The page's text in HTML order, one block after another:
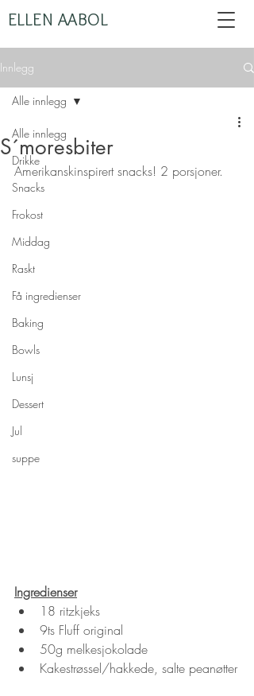
ELLEN AABOL
Innlegg
Alle innlegg
Drikke
Snacks
Frokost
Middag
Raskt
Få ingredienser
Baking
Bowls
Lunsj
Dessert
Jul
suppe
Alle innlegg
S´moresbiter
Amerikanskinspirert snacks! 2 porsjoner.
Ingredienser
18 ritzkjeks
9ts Fluff original
50g melkesjokolade
Kakestrøssel/hakkede, salte peanøtter